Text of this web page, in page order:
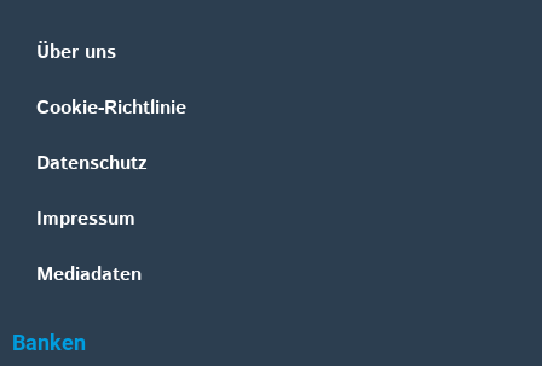
Über uns
Cookie-Richtlinie
Datenschutz
Impressum
Mediadaten
Banken